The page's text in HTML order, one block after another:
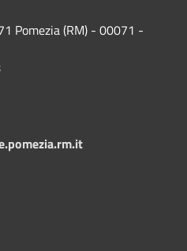
Pomezia (RM) - 00071 -